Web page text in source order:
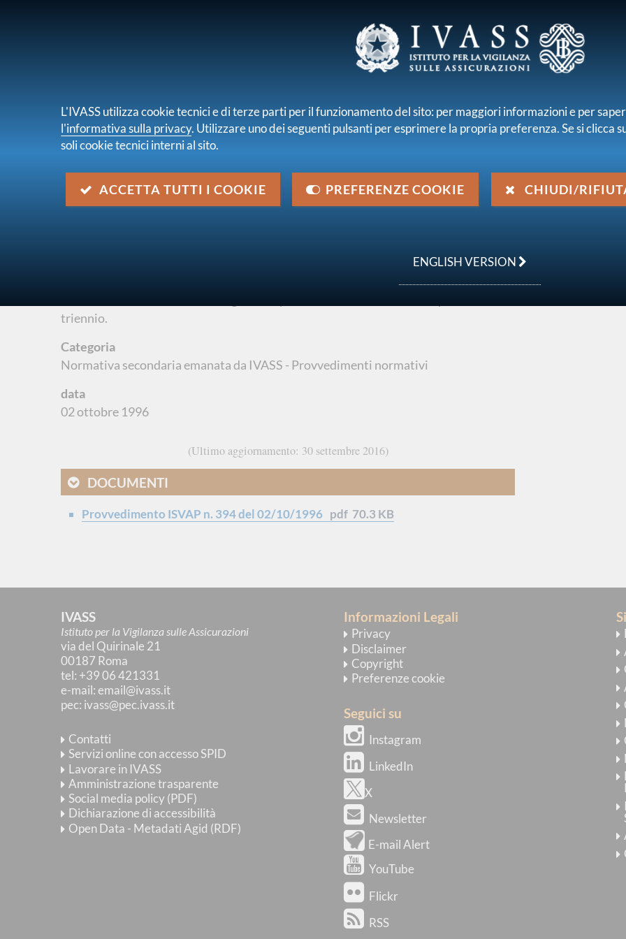
Designazione delle imprese di assicurazione tenute a provvedere alla liquidazione
triennio.
Categoria
Normativa secondaria emanata da IVASS - Provvedimenti normativi
data
02 ottobre 1996
Ultimo aggiornamento 30 settembre 2016
DOCUMENTI
Provvedimento ISVAP n. 394 del 02/10/1996 pdf 70.3 KB
IVASS
Istituto per la Vigilanza sulle Assicurazioni
via del Quirinale 21
00187 Roma
tel: +39 06 421331
e-mail:email@ivass.it
pec: ivass@pec.ivass.it
Contatti
Servizi online con accesso SPID
Lavorare in IVASS
Amministrazione trasparente
Social media policy (PDF)
Dichiarazione di accessibilità
Open Data - Metadati Agid (RDF)
Informazioni Legali
Privacy
Disclaimer
Copyright
Preferenze cookie
Seguici su
Instagram
LinkedIn
X
Newsletter
E-mail Alert
YouTube
Flickr
RSS
L'IVASS utilizza cookie tecnici e di terze parti per il funzionamento del sito: per maggiori informazioni e per
l'informativa sulla privacy. Utilizzare uno dei seguenti pulsanti per esprimere la propria preferenza. Se si clicca
soli cookie tecnici interni al sito.
ACCETTA TUTTI I COOKIE PREFERENZE COOKIE CHIUDI/
ENGLISH VERSION